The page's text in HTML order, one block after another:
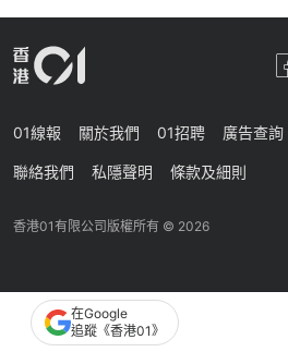
在Google
追蹤《香港01》
01線報 關於我們 01招聘 廣告查詢
聯絡我們 私隱聲明 條款及細則
香港01有限公司版權所有 © 2026